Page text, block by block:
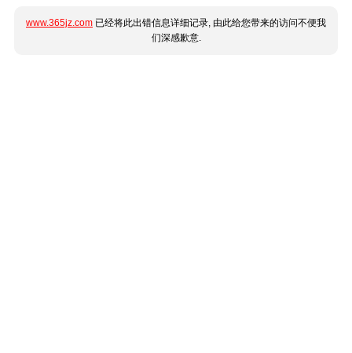
www.365jz.com 已经将此出错信息详细记录, 由此给您带来的访问不便我
们深感歉意.